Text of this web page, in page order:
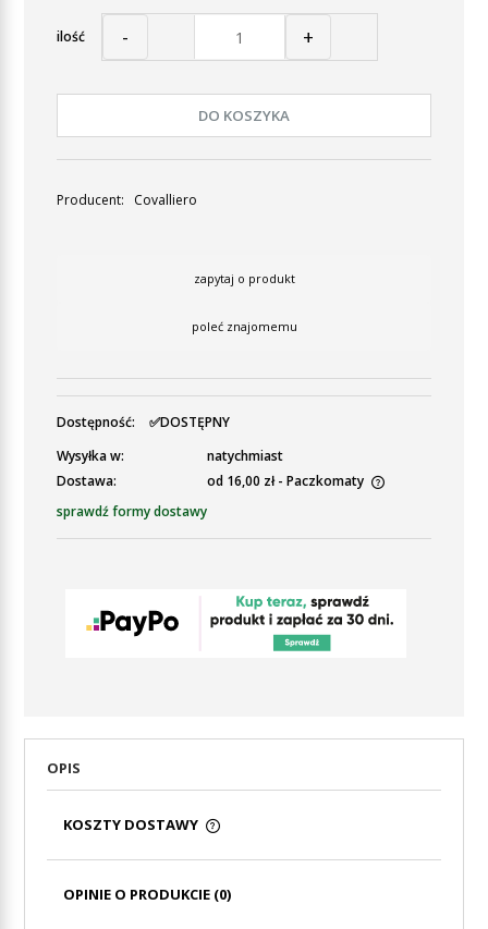
ilość - +
DO KOSZYKA
Producent: Covalliero
zapytaj o produkt
poleć znajomemu
Dostępność:
✅DOSTĘPNY
Wysyłka w:
natychmiast
Dostawa:
od 16,00 zł - Paczkomaty
Cena nie zawiera ewentualnych kosztów płatności
sprawdź formy dostawy
OPIS
KOSZTY DOSTAWY
PŁATNOŚCI
OPINIE O PRODUKCIE (0)